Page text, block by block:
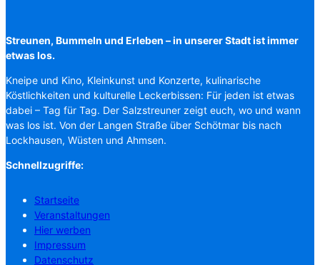
Streunen, Bummeln und Erleben – in unserer Stadt ist immer
etwas los.
Kneipe und Kino, Kleinkunst und Konzerte, kulinarische
Köstlichkeiten und kulturelle Leckerbissen: Für jeden ist etwas
dabei – Tag für Tag. Der Salzstreuner zeigt euch, wo und wann
was los ist. Von der Langen Straße über Schötmar bis nach
Lockhausen, Wüsten und Ahmsen.
Schnellzugriffe:
Startseite
Veranstaltungen
Hier werben
Impressum
Datenschutz